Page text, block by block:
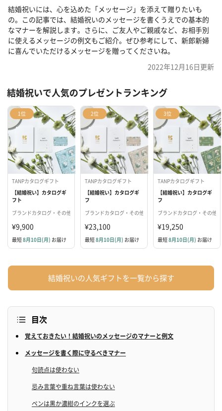
結婚祝いには、心を込めた「メッセージ」を添えて贈りたいも
の。この記事では、結婚祝いのメッセージを書くうえでの基本的
なマナーを解説します。さらに、ご友人やご親戚など、お相手別
に使えるメッセージの例文もご紹介。ぜひ参考にして、新郎新婦
に喜んでいただけるメッセージを贈ってくださいね。
2022年12月16日更新
結婚祝いで人気のプレゼントランキング
1位
TANPカタログギフト
【結婚祝い】カタログギ
フト
ブランドカタログ・その他
¥9,900
最短8月10日(月) お届け
2位
TANPカタログギフト
【結婚祝い】カタログギ
フ
GOLD】
ブランドカタログ・その他
¥23,100
最短8月10日(月) お届け
3位
TANPカタログギフト
【結婚祝い】カタログギ
フ
ブランドカタログ・その他
¥19,250
最短8月10日(月) お届け
結婚祝いの人気ギフトを一覧から探す
目次
覚えておきたい！結婚祝いのメッセージのマナーと例文
メッセージを書く際に守るべきマナー
句読点は使わない
忌み言葉や重ね言葉は使わない
ペンは黒か濃紺のインクを選ぶ